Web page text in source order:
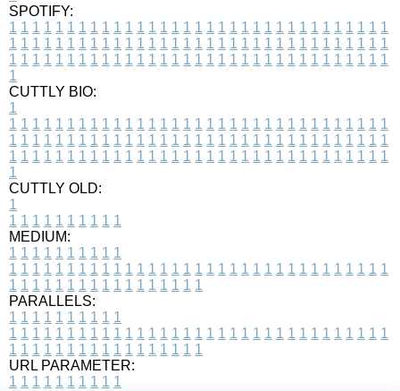
SPOTIFY:
1 1 1 1 1 1 1 1 1 1 1 1 1 1 1 1 1 1 1 1 1 1 1 1 1 1 1 1 1 1 1 1 1
1 1 1 1 1 1 1 1 1 1 1 1 1 1 1 1 1 1 1 1 1 1 1 1 1 1 1 1 1 1 1 1 1
1 1 1 1 1 1 1 1 1 1 1 1 1 1 1 1 1 1 1 1 1 1 1 1 1 1 1 1 1 1 1 1 1
1
CUTTLY BIO:
1
1 1 1 1 1 1 1 1 1 1 1 1 1 1 1 1 1 1 1 1 1 1 1 1 1 1 1 1 1 1 1 1 1
1 1 1 1 1 1 1 1 1 1 1 1 1 1 1 1 1 1 1 1 1 1 1 1 1 1 1 1 1 1 1 1 1
1 1 1 1 1 1 1 1 1 1 1 1 1 1 1 1 1 1 1 1 1 1 1 1 1 1 1 1 1 1 1 1 1
1
CUTTLY OLD:
1
1 1 1 1 1 1 1 1 1 1
MEDIUM:
1 1 1 1 1 1 1 1 1 1
1 1 1 1 1 1 1 1 1 1 1 1 1 1 1 1 1 1 1 1 1 1 1 1 1 1 1 1 1 1 1 1 1
1 1 1 1 1 1 1 1 1 1 1 1 1 1 1 1 1
PARALLELS:
1 1 1 1 1 1 1 1 1 1
1 1 1 1 1 1 1 1 1 1 1 1 1 1 1 1 1 1 1 1 1 1 1 1 1 1 1 1 1 1 1 1 1
1 1 1 1 1 1 1 1 1 1 1 1 1 1 1 1 1
URL PARAMETER:
1 1 1 1 1 1 1 1 1 1